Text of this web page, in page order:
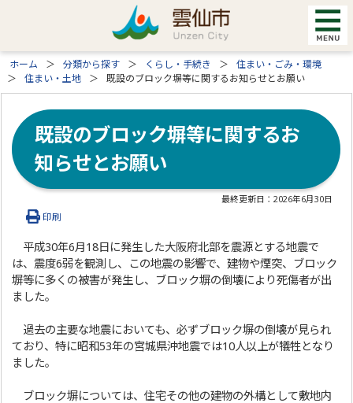
ホーム 分類から探す くらし・手続き
住まい・ごみ・環境
住まい・土地
既設のブロック塀等に関するお知らせとお願い
既設のブロック塀等に関するお
知らせとお願い
最終更新日：2026年6月30日
印刷
平成30年6月18日に発生した大阪府北部を震源とする地震で
は、震度6弱を観測し、この地震の影響で、建物や煙突、ブロック
塀等に多くの被害が発生し、ブロック塀の倒壊により死傷者が出
ました。
過去の主要な地震においても、必ずブロック塀の倒壊が見られ
ており、特に昭和53年の宮城県沖地震では10人以上が犠牲となり
ました。
ブロック塀については、住宅その他の建物の外構として敷地内